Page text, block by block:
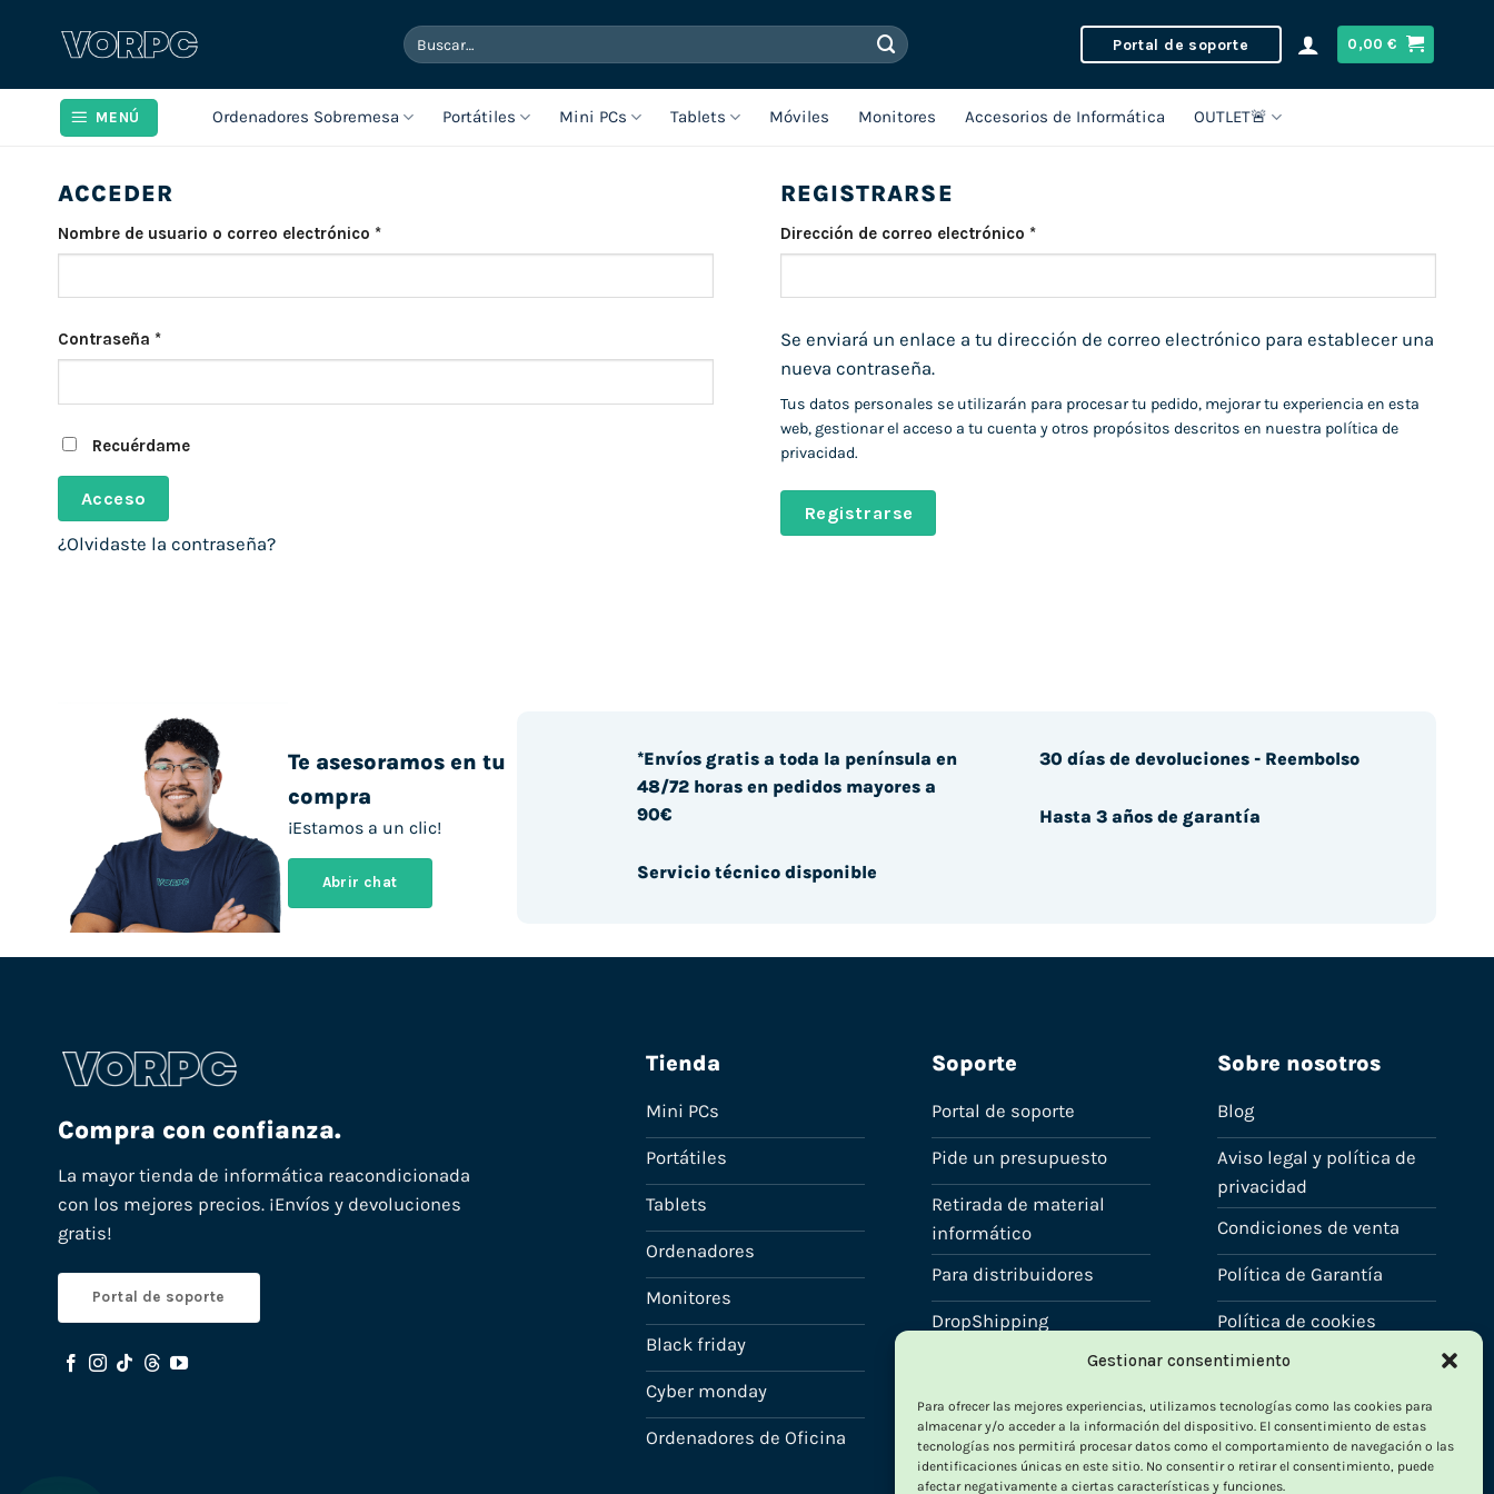
Gestionar consentimiento
Para ofrecer las mejores experiencias, utilizamos tecnologías como las cookies para
almacenar y/o acceder a la información del dispositivo. El consentimiento de estas
tecnologías nos permitirá procesar datos como el comportamiento de navegación o las
identificaciones únicas en este sitio. No consentir o retirar el consentimiento, puede
afectar negativamente a ciertas características y funciones.
Buscar
por:
Portal de soporte 0,00€
MENÚ Ordenadores Sobremesa Portátiles Mini PCs Tablets Móviles Monitores Accesorios de Informática OUTLET🚨
ACCEDER
Nombre de usuario o correo electrónico *Obligatorio
Contraseña *Obligatorio
Recuérdame
Acceso
¿Olvidaste la contraseña?
REGISTRARSE
Dirección de correo electrónico *Obligatorio
Se enviará un enlace a tu dirección de correo electrónico para establecer una
nueva contraseña.
Tus datos personales se utilizarán para procesar tu pedido, mejorar tu experiencia en esta
web, gestionar el acceso a tu cuenta y otros propósitos descritos en nuestra política de
privacidad.
Registrarse
Te asesoramos en tu
compra
¡Estamos a un clic!
Abrir chat
*Envíos gratis a toda la península en
48/72 horas en pedidos mayores a
90€
Servicio técnico disponible
30 días de devoluciones - Reembolso
Hasta 3 años de garantía
Compra con confianza.
La mayor tienda de informática reacondicionada
con los mejores precios. ¡Envíos y devoluciones
gratis!
Portal de soporte
Tienda
Mini PCs
Portátiles
Tablets
Ordenadores
Monitores
Black friday
Cyber monday
Ordenadores de Oficina
Soporte
Portal de soporte
Pide un presupuesto
Retirada de material
informático
Para distribuidores
DropShipping
Tu cuenta
Sobre nosotros
Blog
Aviso legal y política de
privacidad
Condiciones de venta
Política de Garantía
Política de cookies
Contacto